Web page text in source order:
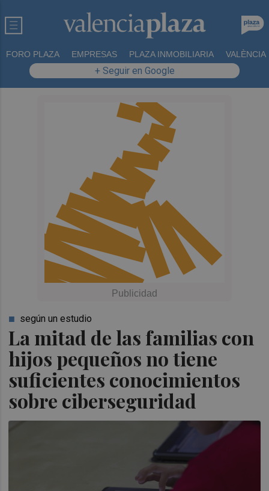
FORO PLAZA EMPRESAS PLAZA INMOBILIARIA VALÈNCIA
+ Seguir en Google
La mitad de las familias con
hijos pequeños no tiene
suficientes conocimientos
sobre ciberseguridad
según un estudio